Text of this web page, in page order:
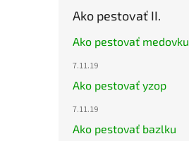
Ako pestovať II.
Ako pestovať medovku
7.11.19
Ako pestovať yzop
7.11.19
Ako pestovať bazlku